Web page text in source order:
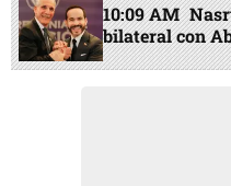
10:09 AM
bilateral con